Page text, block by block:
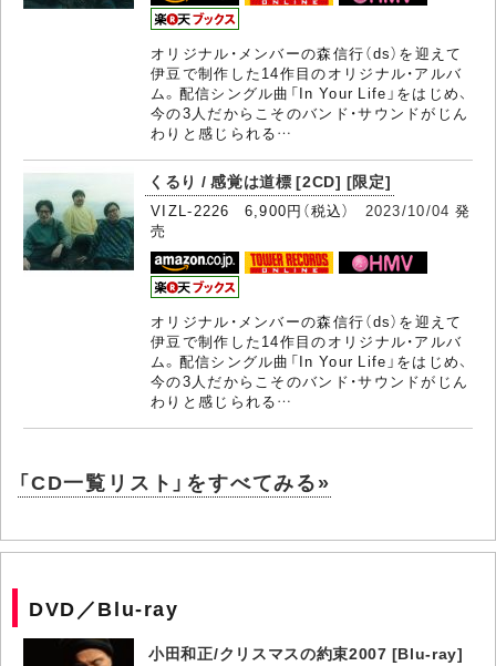
オリジナル・メンバーの森信行（ds）を迎えて
伊豆で制作した14作目のオリジナル・アルバ
ム。配信シングル曲「In Your Life」をはじめ、
今の3人だからこそのバンド・サウンドがじん
わりと感じられる…
くるり / 感覚は道標 [2CD] [限定]
VIZL-2226 6,900円（税込） 2023/10/04 発
売
オリジナル・メンバーの森信行（ds）を迎えて
伊豆で制作した14作目のオリジナル・アルバ
ム。配信シングル曲「In Your Life」をはじめ、
今の3人だからこそのバンド・サウンドがじん
わりと感じられる…
「CD一覧リスト」をすべてみる»
DVD／Blu-ray
小田和正/クリスマスの約束2007 [Blu-ray]